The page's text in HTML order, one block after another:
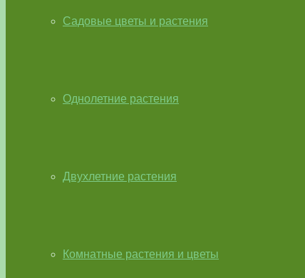
Садовые цветы и растения
Однолетние растения
Двухлетние растения
Комнатные растения и цветы